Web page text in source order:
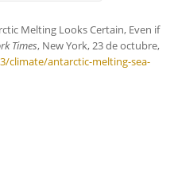
Melting Looks Certain, Even if
Times, New York, 23 de octubre,
climate/antarctic-melting-sea-